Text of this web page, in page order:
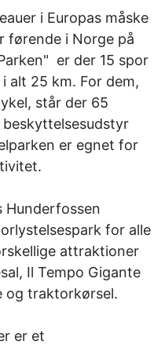
i Europas måske
førende i Norge på
er der 15 spor
alt 25 km. For dem,
står der 65
er egnet for
Hunderfossen
for alle
attraktioner
Il Tempo Gigante
og traktorkørsel.
er et